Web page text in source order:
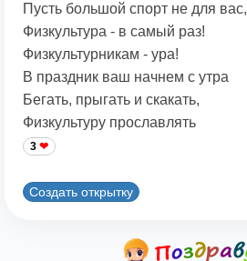
Пусть большой спорт не для вас,
Физкультура - в самый раз!
Физкультурникам - ура!
В праздник ваш начнем с утра
Бегать, прыгать и скакать,
Физкультуру прославлять
3
Создать открытку